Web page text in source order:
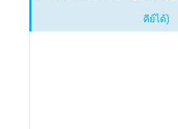
คีย์ได้)